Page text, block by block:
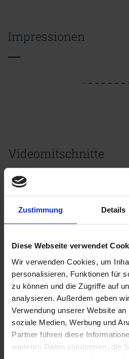
Zustimmung Details
Diese Webseite verwendet
Wir verwenden Cookies, um
personalisieren, Funktionen für
zu können und die Zugriffe auf
analysieren. Außerdem geben
Verwendung unserer Website
soziale Medien, Werbung und
Partner führen diese
weiteren Daten zusammen, die
Impressionen
Videomitschnitte
Bitteakzeptieren Sie
dieses Video sehen zu
Bitteakzeptieren Sie
dieses Video sehen zu
Podium: Wie können
Dekarbonisierung der
werden? LFK2023